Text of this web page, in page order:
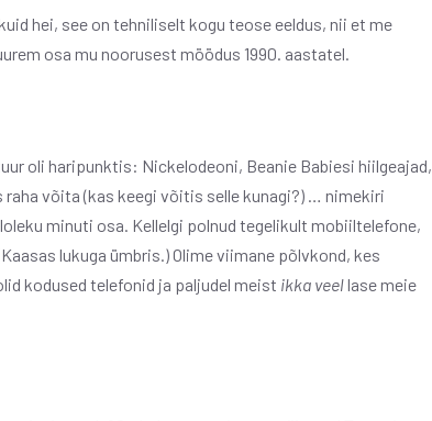
hei, see on tehniliselt kogu teose eeldus, nii et me
osa mu noorusest möödus 1990. aastatel.
oli haripunktis: Nickelodeoni, Beanie Babiesi hiilgeajad,
võita (kas keegi võitis selle kunagi?) … nimekiri
minuti osa. Kellelgi polnud tegelikult mobiiltelefone,
lukuga ümbris.) Olime viimane põlvkond, kes
kodused telefonid ja paljudel meist ikka veellase meie